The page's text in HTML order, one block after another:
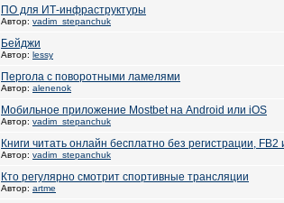
ПО для ИТ-инфраструктуры
Автор: vadim_stepanchuk
Бейджи
Автор: lessy
Пергола с поворотными ламелями
Автор: alenenok
Мобильное приложение Mostbet на Android или iOS
Автор: vadim_stepanchuk
Книги читать онлайн бесплатно без регистрации, FB2
Автор: vadim_stepanchuk
Кто регулярно смотрит спортивные трансляции
Автор: artme